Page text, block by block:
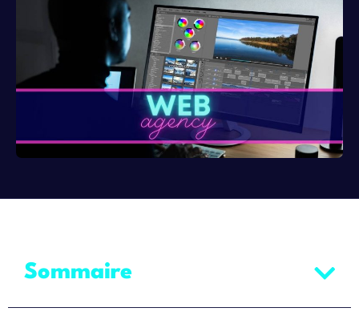
Sommaire